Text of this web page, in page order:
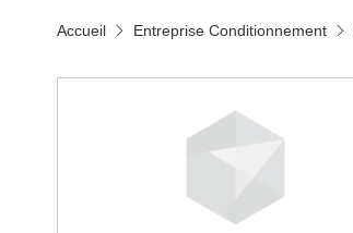
Accueil Entreprise Conditionnement